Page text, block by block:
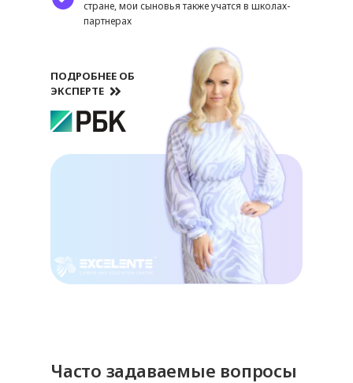
стране, мои сыновья также учатся в школах-
партнерах
ПОДРОБНЕЕ ОБ
ЭКСПЕРТЕ
Часто задаваемые вопросы